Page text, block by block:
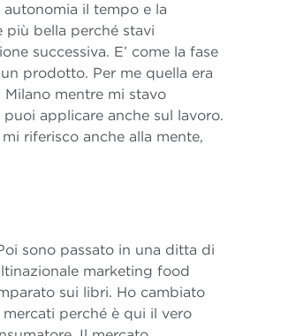
il tempo e la
più bella perché stavi
successiva. E’ come la fase
prodotto. Per me quella era
mentre mi stavo
applicare anche sul lavoro.
mi riferisco anche alla mente,
sono passato in una ditta di
marketing food
sui libri. Ho cambiato
perché è qui il vero